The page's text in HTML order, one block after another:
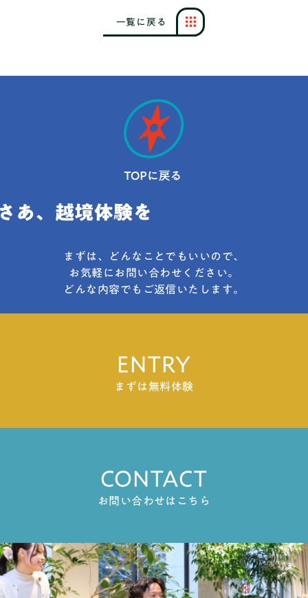
一覧 に戻 る
まずは、どんなことでもいいので、
お気軽にお問い合わせください。
どんな内容でもご返信いたします。
ENTRY
まずは無料体験
CONTACT
お問い合わせはこちら